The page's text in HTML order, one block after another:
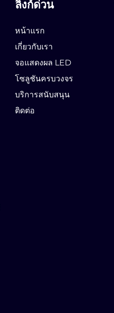
ลิงก์ด่วน
หน้าแรก
เกี่ยวกับเรา
จอแสดงผล LED
โซลูชันครบวงจร
บริการสนับสนุน
ติดต่อ